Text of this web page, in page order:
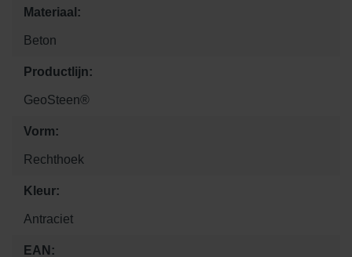
Materiaal:
Beton
Productlijn:
GeoSteen®
Vorm:
Rechthoek
Kleur:
Antraciet
EAN: